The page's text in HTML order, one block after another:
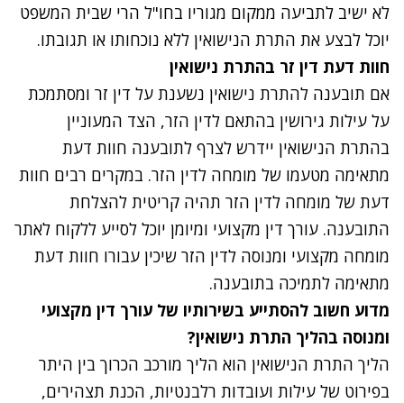
לא ישיב לתביעה ממקום מגוריו בחו"ל הרי שבית המשפט
יוכל לבצע את התרת הנישואין ללא נוכחותו או תגובתו.
חוות דעת דין זר בהתרת נישואין
אם תובענה להתרת נישואין נשענת על דין זר ומסתמכת
על עילות גירושין בהתאם לדין הזר, הצד המעוניין
בהתרת הנישואין יידרש לצרף לתובענה חוות דעת
מתאימה מטעמו של מומחה לדין הזר. במקרים רבים חוות
דעת של מומחה לדין הזר תהיה קריטית להצלחת
התובענה. עורך דין מקצועי ומיומן יוכל לסייע ללקוח לאתר
מומחה מקצועי ומנוסה לדין הזר שיכין עבורו חוות דעת
מתאימה לתמיכה בתובענה.
מדוע חשוב להסתייע בשירותיו של עורך דין מקצועי
ומנוסה בהליך התרת נישואין?
הליך התרת הנישואין הוא הליך מורכב הכרוך בין היתר
בפירוט של עילות ועובדות רלבנטיות, הכנת תצהירים,